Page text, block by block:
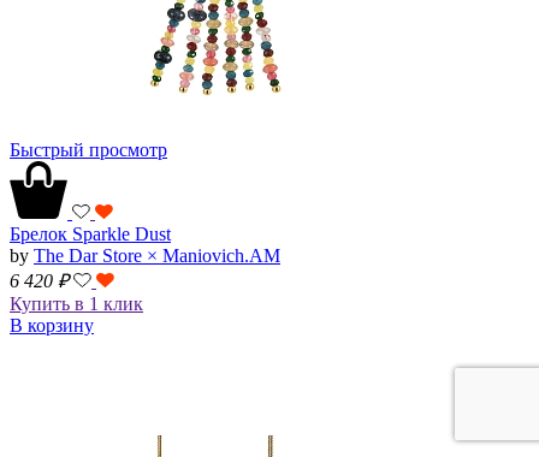
Быстрый просмотр
Брелок Sparkle Dust
by The Dar Store × Maniovich.AM
6 420 ₽
Купить в 1 клик
В корзину